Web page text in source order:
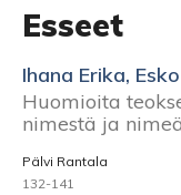
Esseet
Ihana Erika,
Huomioita
nimestä ja
Pälvi Rantala
132-141